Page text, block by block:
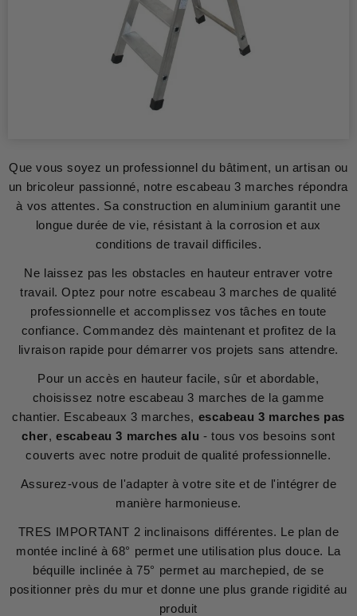
Que vous soyez un professionnel du bâtiment, un artisan ou
un bricoleur passionné, notre escabeau 3 marches répondra
à vos attentes. Sa construction en aluminium garantit une
longue durée de vie, résistant à la corrosion et aux
conditions de travail difficiles.
Ne laissez pas les obstacles en hauteur entraver votre
travail. Optez pour notre escabeau 3 marches de qualité
professionnelle et accomplissez vos tâches en toute
confiance. Commandez dès maintenant et profitez de la
livraison rapide pour démarrer vos projets sans attendre.
Pour un accès en hauteur facile, sûr et abordable,
choisissez notre escabeau 3 marches de la gamme
chantier. Escabeaux 3 marches, escabeau 3 marches pas
cher, escabeau 3 marches alu - tous vos besoins sont
couverts avec notre produit de qualité professionnelle.
Assurez-vous de l'adapter à votre site et de l'intégrer de
manière harmonieuse.
TRES IMPORTANT 2 inclinaisons différentes. Le plan de
montée incliné à 68° permet une utilisation plus douce. La
béquille inclinée à 75° permet au marchepied, de se
positionner près du mur et donne une plus grande rigidité au
produit